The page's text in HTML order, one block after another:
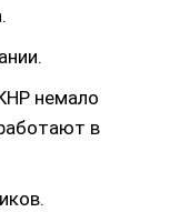
немало
в